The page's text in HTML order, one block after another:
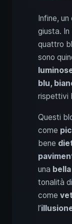
Infine,
giusta. In
quattro
sono
blu,
rispettivi
Questi
come
bene
una
tonalità
come
l’